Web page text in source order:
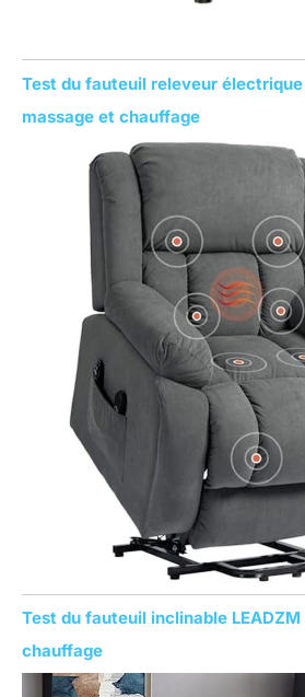
Test du fauteuil releveur électrique
massage et chauffage
Test du fauteuil inclinable
chauffage